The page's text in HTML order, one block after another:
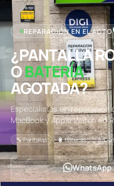
REPARACIÓN EN EL ACTO
¿PANTALLA
OBATERÍA
AGOTADA?
Especialistas en reparación
MacBook y Apple Watch en
🔧 Pantallas 🔋 Baterías 💧
WhatsApp